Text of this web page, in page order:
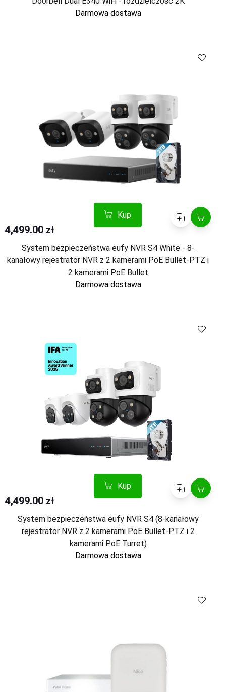
Darmowa dostawa
Kup Porównaj
4,499.00 zł
System bezpieczeństwa eufy NVR S4 White - 8-
kanałowy rejestrator NVR z 2 kamerami PoE Bullet-PTZ i
2 kamerami PoE Bullet
Darmowa dostawa
Kup Porównaj
4,499.00 zł
System bezpieczeństwa eufy NVR S4 (8-kanałowy
rejestrator NVR z 2 kamerami PoE Bullet-PTZ i 2
kamerami PoE Turret)
Darmowa dostawa